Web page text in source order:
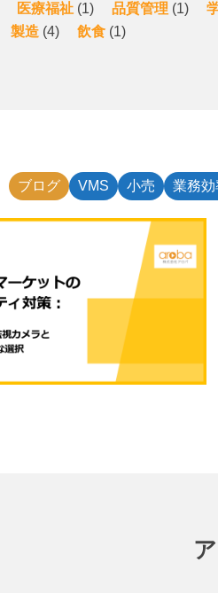
医療福祉 (1) 品質管理 (1)
製造 (4) 飲食 (1)
ブログ VMS 小売 業務